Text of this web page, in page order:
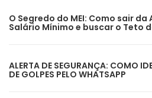
O Segredo do MEI: Como sair
Salário Mínimo e buscar o Teto
ALERTA DE SEGURANÇA: COMO
DE GOLPES PELO WHATSAPP